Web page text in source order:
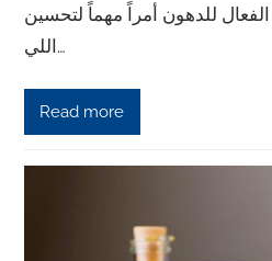
للدهون أمراً مهماً لتحسين
اللي…
Read more